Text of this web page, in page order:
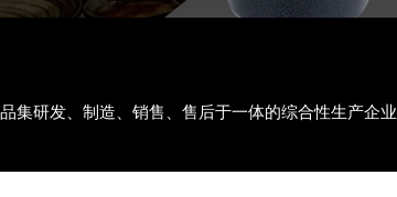
集研发、制造、销售、售后于一体的综合性生产企业